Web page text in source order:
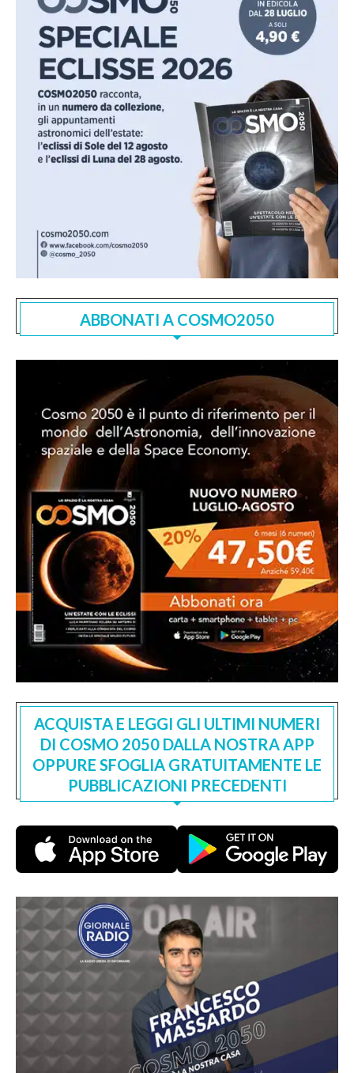
ABBONATI A COSMO2050
ACQUISTA E LEGGI GLI ULTIMI NUMERI
DI COSMO 2050 DALLA NOSTRA APP
OPPURE SFOGLIA GRATUITAMENTE LE
PUBBLICAZIONI PRECEDENTI